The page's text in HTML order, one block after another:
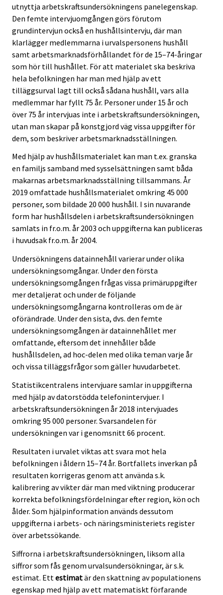
utnyttja arbetskraftsundersökningens panelegenskap.
Den femte intervjuomgången görs förutom
grundintervjun också en hushållsintervju, där man
klarlägger medlemmarna i urvalspersonens hushåll
samt arbetsmarknadsförhållandet för de 15–74-åringar
som hör till hushållet. För att materialet ska beskriva
hela befolkningen har man med hjälp av ett
tilläggsurval lagt till också sådana hushåll, vars alla
medlemmar har fyllt 75 år. Personer under 15 år och
över 75 år intervjuas inte i arbetskraftsundersökningen,
utan man skapar på konstgjord väg vissa uppgifter för
dem, som beskriver arbetsmarknadsställningen.
Med hjälp av hushållsmaterialet kan man t.ex. granska
en familjs samband med sysselsättningen samt båda
makarnas arbetsmarknadsställning tillsammans. År
2019 omfattade hushållsmaterialet omkring 45 000
personer, som bildade 20 000 hushåll. I sin nuvarande
form har hushållsdelen i arbetskraftsundersökningen
samlats in fr.o.m. år 2003 och uppgifterna kan publiceras
i huvudsak fr.o.m. år 2004.
Undersökningens datainnehåll varierar under olika
undersökningsomgångar. Under den första
undersökningsomgången frågas vissa primäruppgifter
mer detaljerat och under de följande
undersökningsomgångarna kontrolleras om de är
oförändrade. Under den sista, dvs. den femte
undersökningsomgången är datainnehållet mer
omfattande, eftersom det innehåller både
hushållsdelen, ad hoc-delen med olika teman varje år
och vissa tilläggsfrågor som gäller huvudarbetet.
Statistikcentralens intervjuare samlar in uppgifterna
med hjälp av datorstödda telefonintervjuer. I
arbetskraftsundersökningen år 2018 intervjuades
omkring 95 000 personer. Svarsandelen för
undersökningen var i genomsnitt 66 procent.
Resultaten i urvalet viktas att svara mot hela
befolkningen i åldern 15–74 år. Bortfallets inverkan på
resultaten korrigeras genom att använda s.k.
kalibrering av vikter där man med viktning producerar
korrekta befolkningsfördelningar efter region, kön och
ålder. Som hjälpinformation används dessutom
uppgifterna i arbets- och näringsministeriets register
över arbetssökande.
Siffrorna i arbetskraftsundersökningen, liksom alla
siffror som fås genom urvalsundersökningar, är s.k.
estimat. Ett estimatär den skattning av populationens
egenskap med hjälp av ett matematiskt förfarande